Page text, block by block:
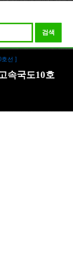
검색
호선 ]
속국도10호